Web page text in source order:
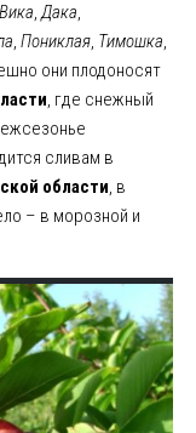
Вика,Дака,
, Пониклая, Тимошка,
они плодоносят
, где снежный
сливам в
области, в
– в морозной и